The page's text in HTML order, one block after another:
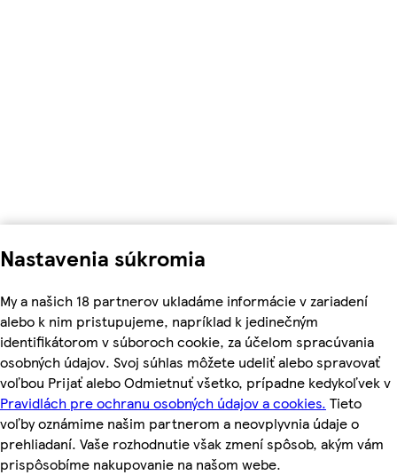
Nastavenia súkromia
My a našich 18 partnerov ukladáme informácie v zariadení
alebo k nim pristupujeme, napríklad k jedinečným
identifikátorom v súboroch cookie, za účelom spracúvania
osobných údajov. Svoj súhlas môžete udeliť alebo spravovať
voľbou Prijať alebo Odmietnuť všetko, prípadne kedykoľvek v
Pravidlách pre ochranu osobných údajov a cookies. Tieto
voľby oznámime našim partnerom a neovplyvnia údaje o
prehliadaní. Vaše rozhodnutie však zmení spôsob, akým vám
prispôsobíme nakupovanie na našom webe.